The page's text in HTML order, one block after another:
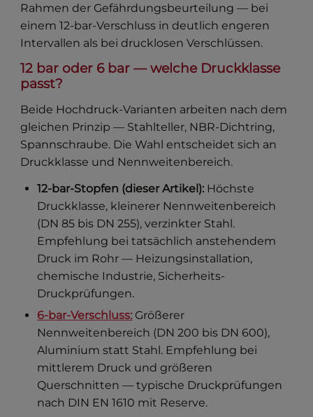
Rahmen der Gefährdungsbeurteilung — bei
einem 12-bar-Verschluss in deutlich engeren
Intervallen als bei drucklosen Verschlüssen.
12 bar oder 6 bar — welche Druckklasse
passt?
Beide Hochdruck-Varianten arbeiten nach dem
gleichen Prinzip — Stahlteller, NBR-Dichtring,
Spannschraube. Die Wahl entscheidet sich an
Druckklasse und Nennweitenbereich.
12-bar-Stopfen (dieser Artikel): Höchste
Druckklasse, kleinerer Nennweitenbereich
(DN 85 bis DN 255), verzinkter Stahl.
Empfehlung bei tatsächlich anstehendem
Druck im Rohr — Heizungsinstallation,
chemische Industrie, Sicherheits-
Druckprüfungen.
6-bar-Verschluss: Größerer
Nennweitenbereich (DN 200 bis DN 600),
Aluminium statt Stahl. Empfehlung bei
mittlerem Druck und größeren
Querschnitten — typische Druckprüfungen
nach DIN EN 1610 mit Reserve.